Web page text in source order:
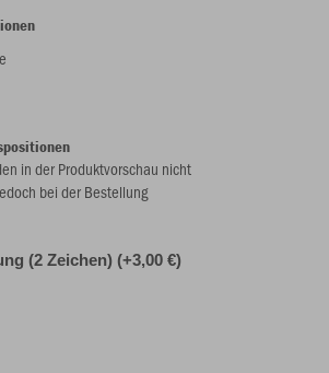
in der Produktvorschau nicht
bei der Bestellung
(2 Zeichen) (+3,00 €)